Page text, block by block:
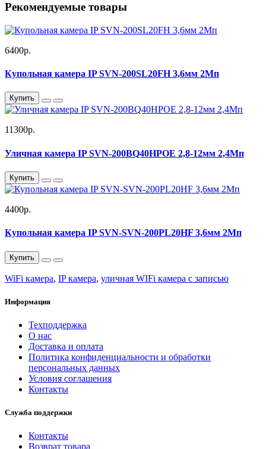
Рекомендуемые товары
6400р.
Купольная камера IP SVN-200SL20FH 3,6мм 2Мп
Купить
11300р.
Уличная камера IP SVN-200BQ40HPOE 2,8-12мм 2,4Мп
Купить
4400р.
Купольная камера IP SVN-SVN-200PL20HF 3,6мм 2Мп
Купить
WiFi камера, IP камера, уличная WIFi камера с записью
Информация
Техподдержка
О нас
Доставка и оплата
Политика конфиденциальности и обработки
персональных данных
Условия соглашения
Контакты
Служба поддержки
Контакты
Возврат товара